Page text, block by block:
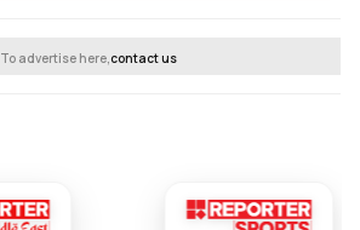
To advertise here,contact us